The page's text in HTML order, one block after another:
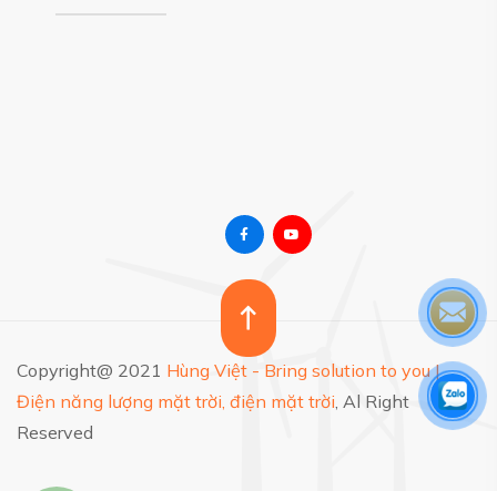
Copyright@ 2021 Hùng Việt - Bring solution to you |
Điện năng lượng mặt trời, điện mặt trời , Al Right
Reserved